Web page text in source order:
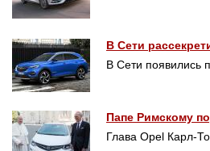
В Сети
В Сети появились
Папе Римскому
Глава Opel Карл-